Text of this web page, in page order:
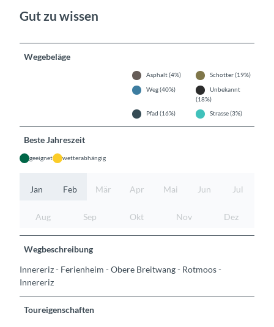
Gut zu wissen
Wegebeläge
Asphalt (4%)
Schotter (19%)
Weg (40%)
Unbekannt
(18%)
Pfad (16%)
Strasse (3%)
Beste Jahreszeit
geeignet wetterabhängig
Jan Feb Mär Apr Mai Jun Jul
Aug Sep Okt Nov Dez
Wegbeschreibung
Innereriz - Ferienheim - Obere Breitwang - Rotmoos -
Innereriz
Toureigenschaften